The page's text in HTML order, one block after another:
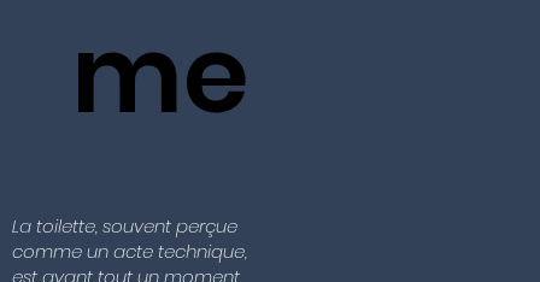
me
La toilette, souvent perçue
comme un acte technique,
est avant tout un moment